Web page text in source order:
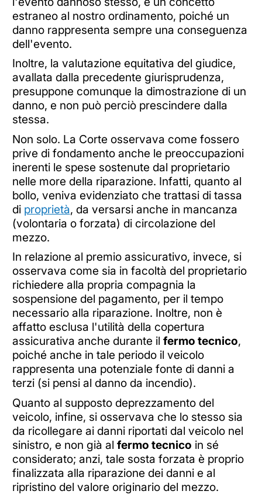
estraneo al nostro ordinamento, poiché un
danno rappresenta sempre una conseguenza
dell'evento.
Inoltre, la valutazione equitativa del giudice,
avallata dalla precedente giurisprudenza,
presuppone comunque la dimostrazione di un
danno, e non può perciò prescindere dalla
stessa.
Non solo. La Corte osservava come fossero
prive di fondamento anche le preoccupazioni
inerenti le spese sostenute dal proprietario
nelle more della riparazione. Infatti, quanto al
bollo, veniva evidenziato che trattasi di tassa
di proprietà, da versarsi anche in mancanza
(volontaria o forzata) di circolazione del
mezzo.
In relazione al premio assicurativo, invece, si
osservava come sia in facoltà del proprietario
richiedere alla propria compagnia la
sospensione del pagamento, per il tempo
necessario alla riparazione. Inoltre, non è
affatto esclusa l'utilità della copertura
assicurativa anche durante il fermo tecnico,
poiché anche in tale periodo il veicolo
rappresenta una potenziale fonte di danni a
terzi (si pensi al danno da incendio).
Quanto al supposto deprezzamento del
veicolo, infine, si osservava che lo stesso sia
da ricollegare ai danni riportati dal veicolo nel
sinistro, e non già al fermo tecnico in sé
considerato; anzi, tale sosta forzata è proprio
finalizzata alla riparazione dei danni e al
ripristino del valore originario del mezzo.